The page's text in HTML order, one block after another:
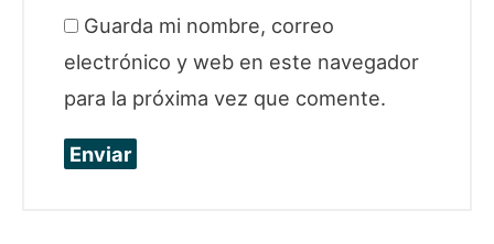
Guarda mi nombre, correo
electrónico y web en este navegador
para la próxima vez que comente.